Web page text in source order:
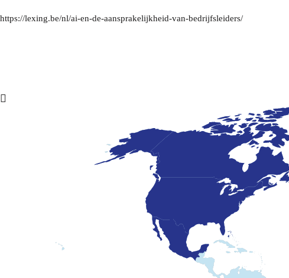
https://lexing.be/nl/ai-en-de-aansprakelijkheid-van-bedrijfsleiders/